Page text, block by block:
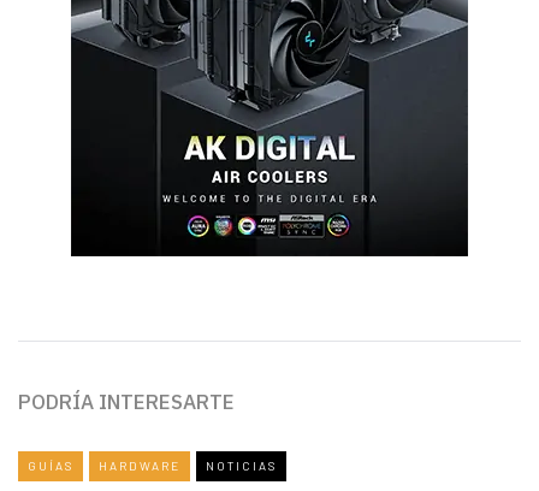
PODRÍA INTERESARTE
GUÍAS HARDWARE NOTICIAS